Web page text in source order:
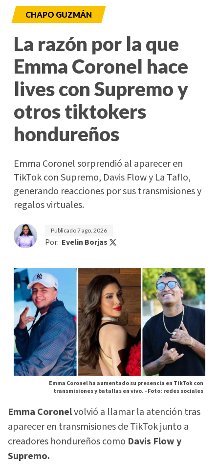
CHAPO GUZMÁN
La razón por la que
Emma Coronel hace
lives con Supremo y
otros tiktokers
hondureños
Emma Coronel sorprendió al aparecer en
TikTok con Supremo, Davis Flow y La Taflo,
generando reacciones por sus transmisiones y
regalos virtuales.
Publicado7 ago. 2026
Por: Evelin Borjas
Emma Coronel ha aumentado su presencia en TikTok con
transmisiones y batallas en vivo. -Foto: redes sociales
Emma Coronelvolvió a llamar la atención tras
aparecer en transmisiones de TikTok junto a
creadores hondureños como Davis Flow y
Supremo.